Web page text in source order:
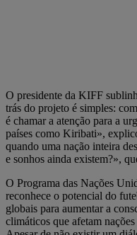
O presidente da KIFF
trás do projeto é simples:
é chamar a atenção para a
países como Kiribati»,
quando uma nação inteira
e sonhos ainda existem?»,
O Programa das Nações
reconhece o potencial do
globais para aumentar a
climáticos que afetam